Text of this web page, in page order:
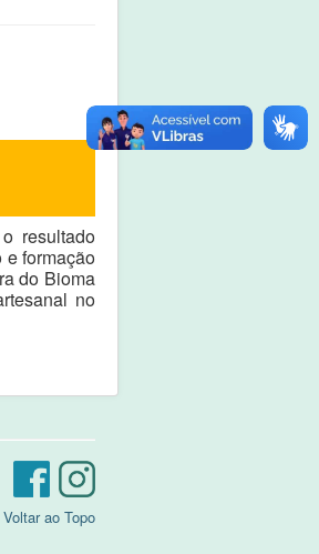
resultado
e formação
do Bioma
no
Voltar ao Topo